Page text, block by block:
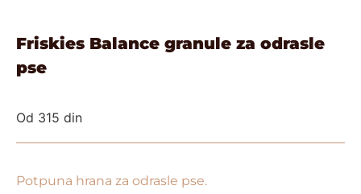
Friskies Balance granule za odrasle
pse
Od 315 din
Potpuna hrana za odrasle pse.